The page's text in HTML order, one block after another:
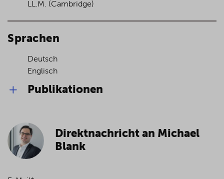
LL.M. (Cambridge)
Sprachen
Deutsch
Englisch
Publikationen
(gemeinsam mit Roland Ismer) (im
Erscheinen)
Direktnachricht an Michael
Blank